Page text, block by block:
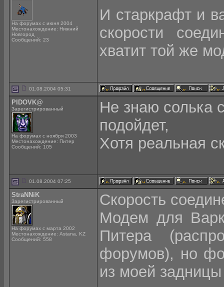
На форумах с июня 2004
Местонахождение: Нижний
Новгород
Сообщений: 23
И старкрафт и
скорости
хватит той же
01.08.2004 05:31
PIDOVK@
Зарегистрированный
На форумах с ноября 2003
Местонахождение: Питер
Сообщений: 105
Не знаю солька
подойдет,
Хотя реальная
01.08.2004 07:25
StraNNiK
Зарегистрированный
На форумах с марта 2002
Местонахождение: Astana, KZ
Сообщений: 558
Скорость
Модем для
Питера
форумов), но
из моей задницы